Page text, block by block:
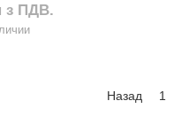
з ПДВ.
Назад 1